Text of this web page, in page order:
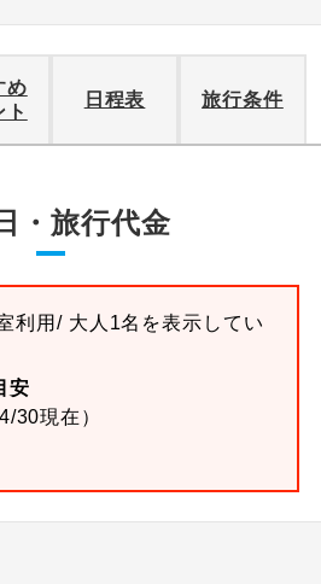
め
ト
日程表 旅行条件
・旅行代金
利用/ 大人1名を表示してい
安
30現在）